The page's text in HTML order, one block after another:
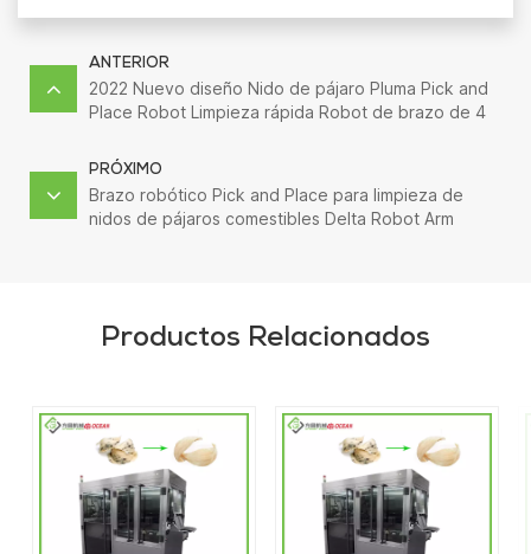
ANTERIOR
2022 Nuevo diseño Nido de pájaro Pluma Pick and
Place Robot Limpieza rápida Robot de brazo de 4
PRÓXIMO
Brazo robótico Pick and Place para limpieza de
nidos de pájaros comestibles Delta Robot Arm
Productos Relacionados